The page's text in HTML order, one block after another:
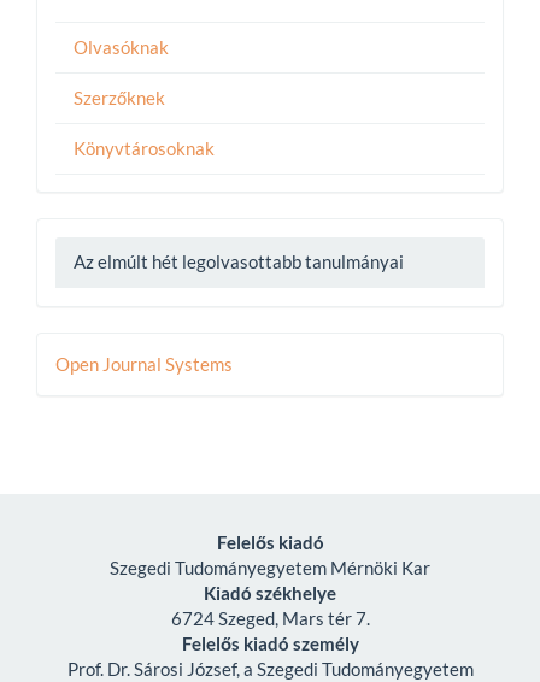
Olvasóknak
Szerzőknek
Könyvtárosoknak
Az elmúlt hét legolvasottabb tanulmányai
Developed
Open Journal Systems
Felelős kiadó
Szegedi Tudományegyetem Mérnöki Kar
Kiadó székhelye
6724 Szeged, Mars tér 7.
Felelős kiadó személy
Prof. Dr. Sárosi József, a Szegedi Tudományegyetem